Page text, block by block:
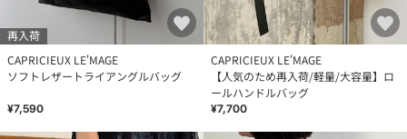
再入荷
CAPRICIEUX LE'MAGE
ソフトレザートライアングルバッグ
¥7,590
CAPRICIEUX LE'MAGE
【人気のため再入荷/軽量/大容量】ロ
ールハンドルバッグ
¥7,700